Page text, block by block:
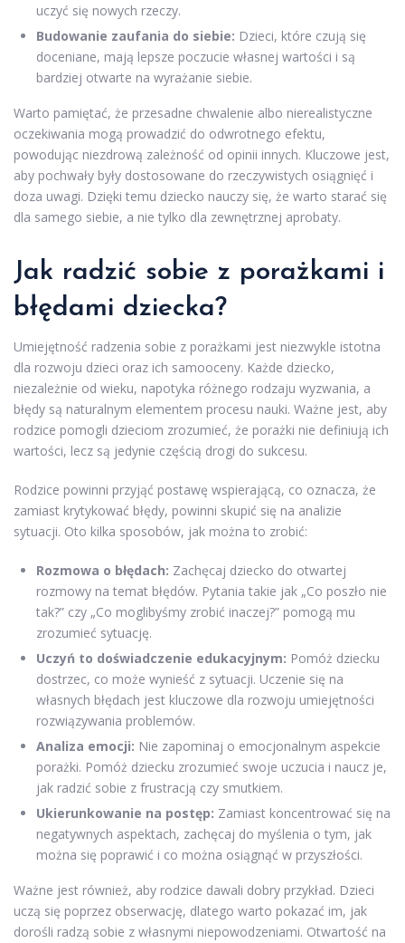
uczyć się nowych rzeczy.
Budowanie zaufania do siebie: Dzieci, które czują się
doceniane, mają lepsze poczucie własnej wartości i są
bardziej otwarte na wyrażanie siebie.
Warto pamiętać, że przesadne chwalenie albo nierealistyczne
oczekiwania mogą prowadzić do odwrotnego efektu,
powodując niezdrową zależność od opinii innych. Kluczowe jest,
aby pochwały były dostosowane do rzeczywistych osiągnięć i
doza uwagi. Dzięki temu dziecko nauczy się, że warto starać się
dla samego siebie, a nie tylko dla zewnętrznej aprobaty.
Jak radzić sobie z porażkami i
błędami dziecka?
Umiejętność radzenia sobie z porażkami jest niezwykle istotna
dla rozwoju dzieci oraz ich samooceny. Każde dziecko,
niezależnie od wieku, napotyka różnego rodzaju wyzwania, a
błędy są naturalnym elementem procesu nauki. Ważne jest, aby
rodzice pomogli dzieciom zrozumieć, że porażki nie definiują ich
wartości, lecz są jedynie częścią drogi do sukcesu.
Rodzice powinni przyjąć postawę wspierającą, co oznacza, że
zamiast krytykować błędy, powinni skupić się na analizie
sytuacji. Oto kilka sposobów, jak można to zrobić:
Rozmowa o błędach: Zachęcaj dziecko do otwartej
rozmowy na temat błędów. Pytania takie jak „Co poszło nie
tak?” czy „Co moglibyśmy zrobić inaczej?” pomogą mu
zrozumieć sytuację.
Uczyń to doświadczenie edukacyjnym: Pomóż dziecku
dostrzec, co może wynieść z sytuacji. Uczenie się na
własnych błędach jest kluczowe dla rozwoju umiejętności
rozwiązywania problemów.
Analiza emocji: Nie zapominaj o emocjonalnym aspekcie
porażki. Pomóż dziecku zrozumieć swoje uczucia i naucz je,
jak radzić sobie z frustracją czy smutkiem.
Ukierunkowanie na postęp: Zamiast koncentrować się na
negatywnych aspektach, zachęcaj do myślenia o tym, jak
można się poprawić i co można osiągnąć w przyszłości.
Ważne jest również, aby rodzice dawali dobry przykład. Dzieci
uczą się poprzez obserwację, dlatego warto pokazać im, jak
dorośli radzą sobie z własnymi niepowodzeniami. Otwartość na